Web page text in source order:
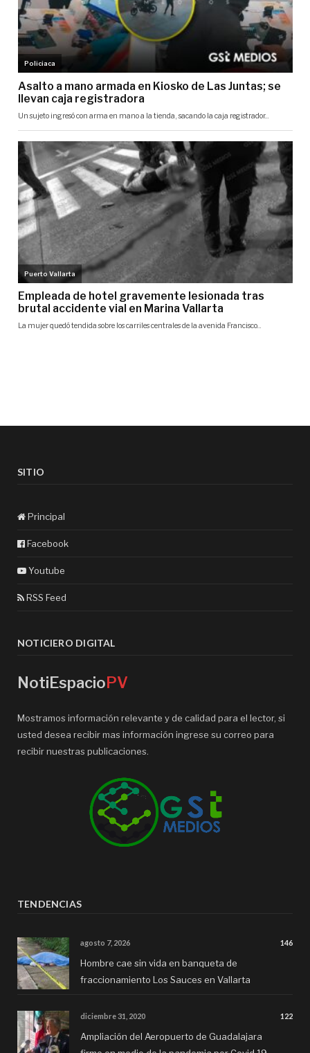
SITIO
Principal
Facebook
Youtube
RSS Feed
NOTICIERO DIGITAL
NotiEspacio PV
Mostramos información relevante y de calidad para el lector, si
usted desea recibir mas información ingrese su correo para
recibir nuestras publicaciones.
TENDENCIAS
agosto 7, 2026 146
Hombre cae sin vida en banqueta de
fraccionamiento Los Sauces en Vallarta
diciembre 31, 2020 122
Ampliación del Aeropuerto de Guadalajara